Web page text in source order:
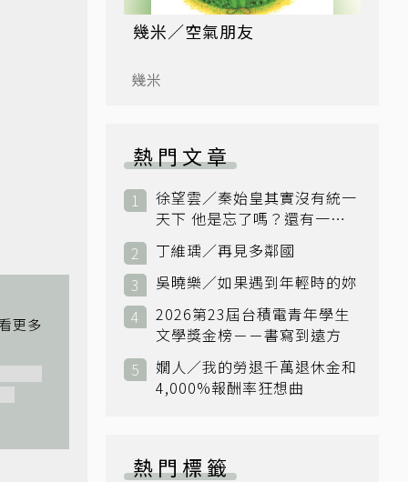
幾米／空氣朋友
幾米
熱門文章
徐望雲／秦始皇其實沒有統一
天下 他是忘了嗎？還有一個
小國：衛國
丁維瑀／再見多鄰國
吳曉樂／如果遇到年輕時的妳
2026第23屆台積電青年學生
文學獎金榜－－書寫到遠方
嫺人／我的勞退千萬退休金和
4,000%報酬率狂想曲
熱門標籤